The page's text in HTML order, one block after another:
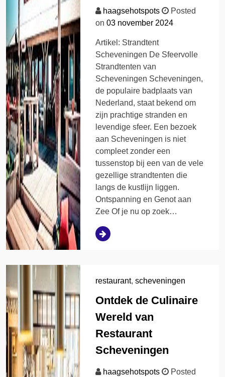
haagsehotspots
Posted
on03 november 2024
Artikel: Strandtent
Scheveningen De Sfeervolle
Strandtenten van
Scheveningen Scheveningen,
de populaire badplaats van
Nederland, staat bekend om
zijn prachtige stranden en
levendige sfeer. Een bezoek
aan Scheveningen is niet
compleet zonder een
tussenstop bij een van de vele
gezellige strandtenten die
langs de kustlijn liggen.
Ontspanning en Genot aan
Zee Of je nu op zoek…
restaurant,scheveningen
Ontdek de Culinaire
Wereld van
Restaurant
Scheveningen
haagsehotspots
Posted